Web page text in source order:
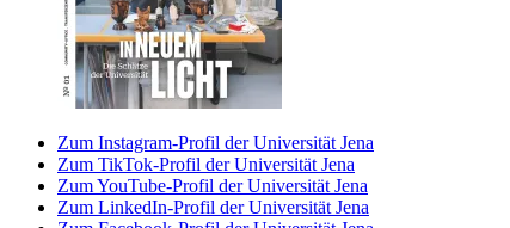
Zum Instagram-Profil der Universität Jena
Zum TikTok-Profil der Universität Jena
Zum YouTube-Profil der Universität Jena
Zum LinkedIn-Profil der Universität Jena